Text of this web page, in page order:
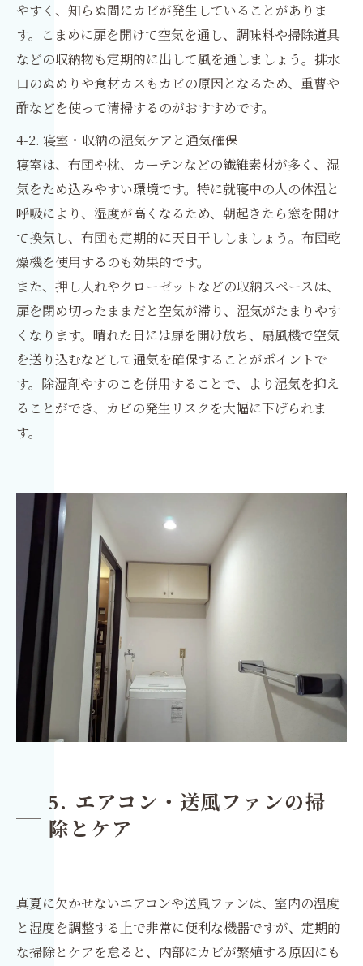
やすく、知らぬ間にカビが発生していることがありま
す。こまめに扉を開けて空気を通し、調味料や掃除道具
などの収納物も定期的に出して風を通しましょう。排水
口のぬめりや食材カスもカビの原因となるため、重曹や
酢などを使って清掃するのがおすすめです。
4-2. 寝室・収納の湿気ケアと通気確保
寝室は、布団や枕、カーテンなどの繊維素材が多く、湿
気をため込みやすい環境です。特に就寝中の人の体温と
呼吸により、湿度が高くなるため、朝起きたら窓を開け
て換気し、布団も定期的に天日干ししましょう。布団乾
燥機を使用するのも効果的です。
また、押し入れやクローゼットなどの収納スペースは、
扉を閉め切ったままだと空気が滞り、湿気がたまりやす
くなります。晴れた日には扉を開け放ち、扇風機で空気
を送り込むなどして通気を確保することがポイントで
す。除湿剤やすのこを併用することで、より湿気を抑え
ることができ、カビの発生リスクを大幅に下げられま
す。
5. エアコン・送風ファンの掃
除とケア
真夏に欠かせないエアコンや送風ファンは、室内の温度
と湿度を調整する上で非常に便利な機器ですが、定期的
な掃除とケアを怠ると、内部にカビが繁殖する原因にも